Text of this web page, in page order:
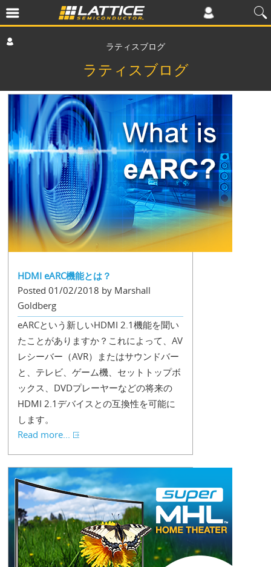
ラティスブログ
ラティスブログ
HDMI eARC機能とは？
Posted 01/02/2018 by Marshall
Goldberg
eARCという新しいHDMI 2.1機能を聞い
たことがありますか？これによって、AV
レシーバー（AVR）またはサウンドバー
と、テレビ、ゲーム機、セットトップボ
ックス、DVDプレーヤーなどの将来の
HDMI 2.1デバイスとの互換性を可能に
します。
Read more...